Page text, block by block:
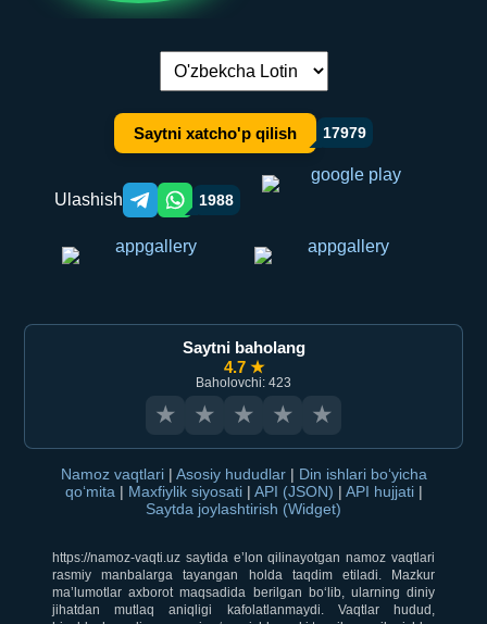
Tilni almashtirish:
Saytni xatcho'p qilish 17979
Ulashish Telegram orqali ulashish
WhatsApp orqali ulashish
1988
Saytni baholang
4.7 ★
Baholovchi: 423
★ ★ ★ ★ ★
Namoz vaqtlari | Asosiy hududlar | Din ishlari bo‘yicha
qo‘mita | Maxfiylik siyosati | API (JSON) | API hujjati |
Saytda joylashtirish (Widget)
https://namoz-vaqti.uz saytida e’lon qilinayotgan namoz vaqtlari
rasmiy manbalarga tayangan holda taqdim etiladi. Mazkur
ma’lumotlar axborot maqsadida berilgan bo‘lib, ularning diniy
jihatdan mutlaq aniqligi kafolatlanmaydi. Vaqtlar hudud,